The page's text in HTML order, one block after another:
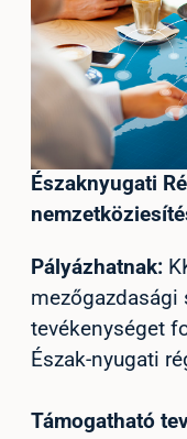
Északnyugati
Pályázhatnak:
mezőgazdasági
tevékenységet
Észak-nyugati
Támogatható